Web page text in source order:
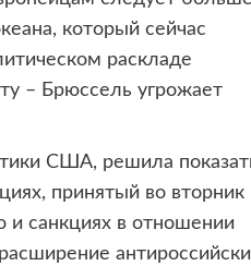
который сейчас
раскладе
– Брюссель угрожает
США, решила
принятый во вторник
и санкциях в отношении